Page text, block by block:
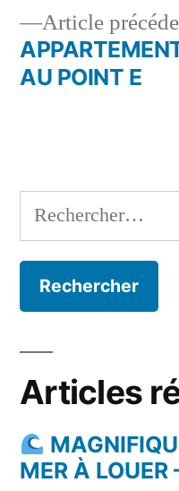
l’article
Article
AU POINT E
Rechercher :
Articles
MER À LOUER